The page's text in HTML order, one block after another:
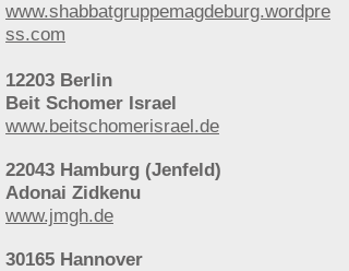
www.shabbatgruppemagdeburg.wordpre
ss.com
12203 Berlin
Beit Schomer Israel
www.beitschomerisrael.de
22043 Hamburg (Jenfeld)
Adonai Zidkenu
www.jmgh.de
30165 Hannover